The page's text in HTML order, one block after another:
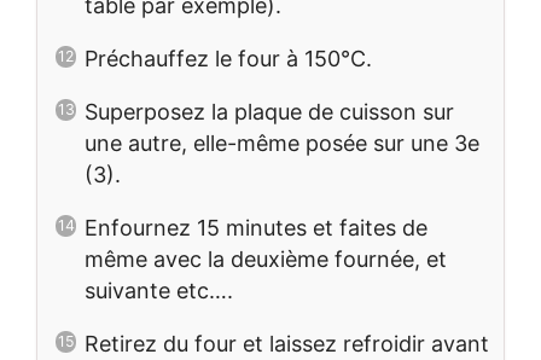
table par exemple).
Préchauffez le four à 150°C.
Superposez la plaque de cuisson sur
une autre, elle-même posée sur une 3e
(3).
Enfournez 15 minutes et faites de
même avec la deuxième fournée, et
suivante etc….
Retirez du four et laissez refroidir avant